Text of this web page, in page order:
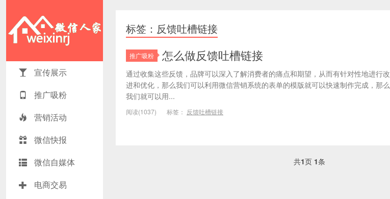
宣传展示
推广吸粉
营销活动
微信快报
微信自媒体
电商交易
标签：反馈吐槽链接
推广吸粉 怎么做反馈吐槽链接
通过收集这些反馈，品牌可以深入了解消费者的痛点和期望，从而有针对性地进行改
进和优化，那么我们可以利用微信营销系统的表单的模版就可以快速制作完成，那么
我们就可以用...
阅读(1037) 标签： 反馈吐槽链接
共1页 1条